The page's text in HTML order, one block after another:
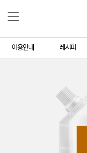
이용안내 레시피